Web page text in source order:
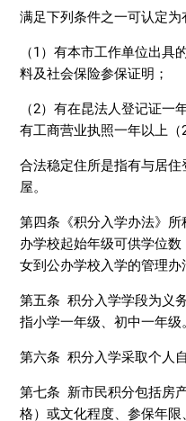
满足下列条件之一可认定为
（1）有本市工作单位出具
料及社会保险参保证明；
（2）有在昆法人登记证一
有工商营业执照一年以上（
合法稳定住所是指有与居
屋。
第四条《积分入学办法》
办学校起始年级可供学位
女到公办学校入学的管理办
第五条 积分入学学段为义
指小学一年级、初中一年级
第六条 积分入学采取个人
第七条 新市民积分包括房
格）或文化程度、参保年